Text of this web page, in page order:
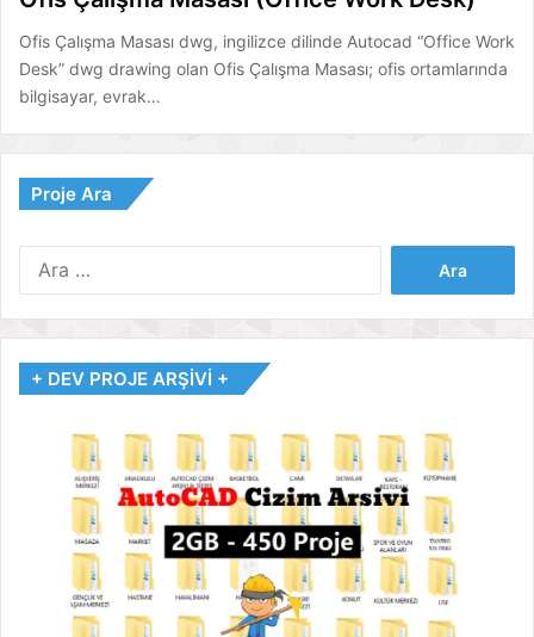
Ofis Çalışma Masası dwg, ingilizce dilinde Autocad “Office Work
Desk” dwg drawing olan Ofis Çalışma Masası; ofis ortamlarında
bilgisayar, evrak…
Proje Ara
+ DEV PROJE ARŞİVİ +